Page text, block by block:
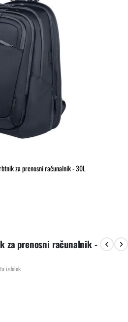
za prenosni računalnik - 30L
za prenosni računalnik -
izdelek